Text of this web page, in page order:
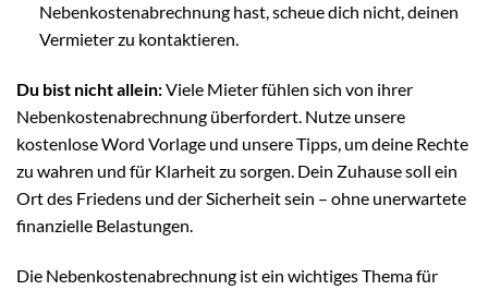
Nebenkostenabrechnung hast, scheue dich nicht, deinen
Vermieter zu kontaktieren.
Du bist nicht allein:Viele Mieter fühlen sich von ihrer
Nebenkostenabrechnung überfordert. Nutze unsere
kostenlose Word Vorlage und unsere Tipps, um deine Rechte
zu wahren und für Klarheit zu sorgen. Dein Zuhause soll ein
Ort des Friedens und der Sicherheit sein – ohne unerwartete
finanzielle Belastungen.
Die Nebenkostenabrechnung ist ein wichtiges Thema für